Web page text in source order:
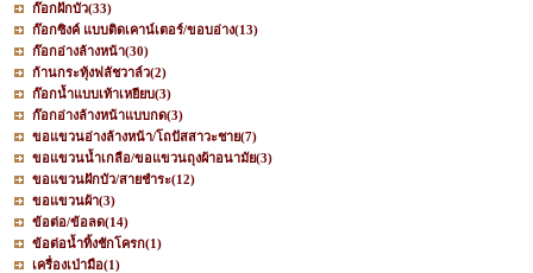
ก๊อกฝักบัว(33)
ก๊อกซิงค์ แบบติดเคาน์เตอร์/ขอบอ่าง(13)
ก๊อกอ่างล้างหน้า(30)
ก้านกระทุ้งฟลัชวาล์ว(2)
ก๊อกน้ำแบบเท้าเหยียบ(3)
ก๊อกอ่างล้างหน้าแบบกด(3)
ขอแขวนอ่างล้างหน้า/โถปัสสาวะชาย(7)
ขอแขวนน้ำเกลือ/ขอแขวนถุงผ้าอนามัย(3)
ขอแขวนฝักบัว/สายชำระ(12)
ขอแขวนผ้า(3)
ข้อต่อ/ข้อลด(14)
ข้อต่อน้ำทิ้งชักโครก(1)
เครื่องเป่ามือ(1)